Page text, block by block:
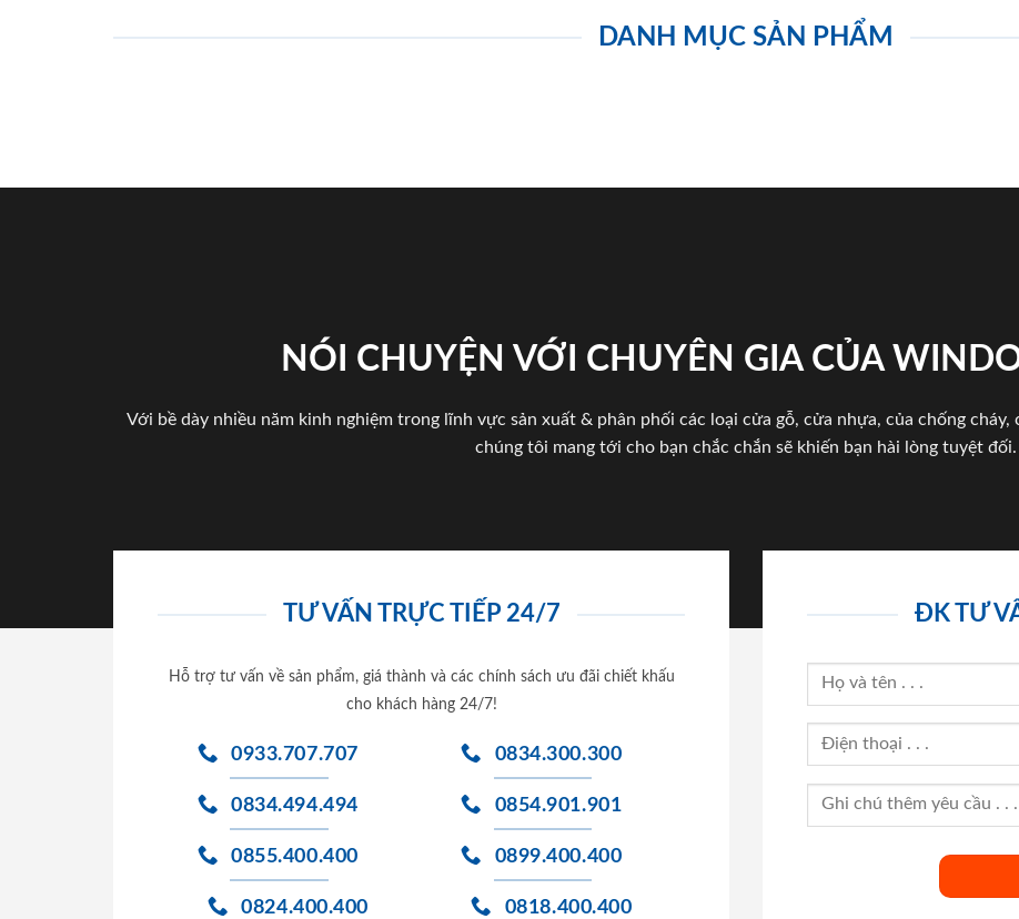
DANH MỤC SẢN PHẨM
NÓI CHUYỆN VỚI CHUYÊN GIA CỦA
Với bề dày nhiều năm kinh nghiệm trong lĩnh vực sản xuất & phân phối các loại cửa gỗ, cửa nhựa, của chống
chúng tôi mang tới cho bạn chắc chắn sẽ khiến bạn hài lòng tuyệt đối.
TƯ VẤN TRỰC TIẾP 24/7
Hỗ trợ tư vấn về sản phẩm, giá thành và các chính sách ưu đãi chiết khấu
cho khách hàng 24/7!
0933.707.707
0834.494.494
0855.400.400
0824.400.400
0834.300.300
0854.901.901
0899.400.400
0818.400.400
ĐK TƯ